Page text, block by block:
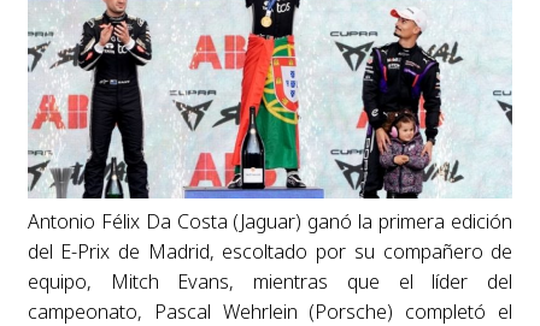
Antonio Félix Da Costa (Jaguar) ganó la primera edición
del E-Prix de Madrid, escoltado por su compañero de
equipo, Mitch Evans, mientras que el líder del
campeonato, Pascal Wehrlein (Porsche) completó el